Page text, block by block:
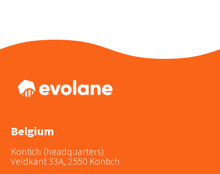
Belgium
Kontich (headquarters)
Veldkant 33A, 2550 Kontich